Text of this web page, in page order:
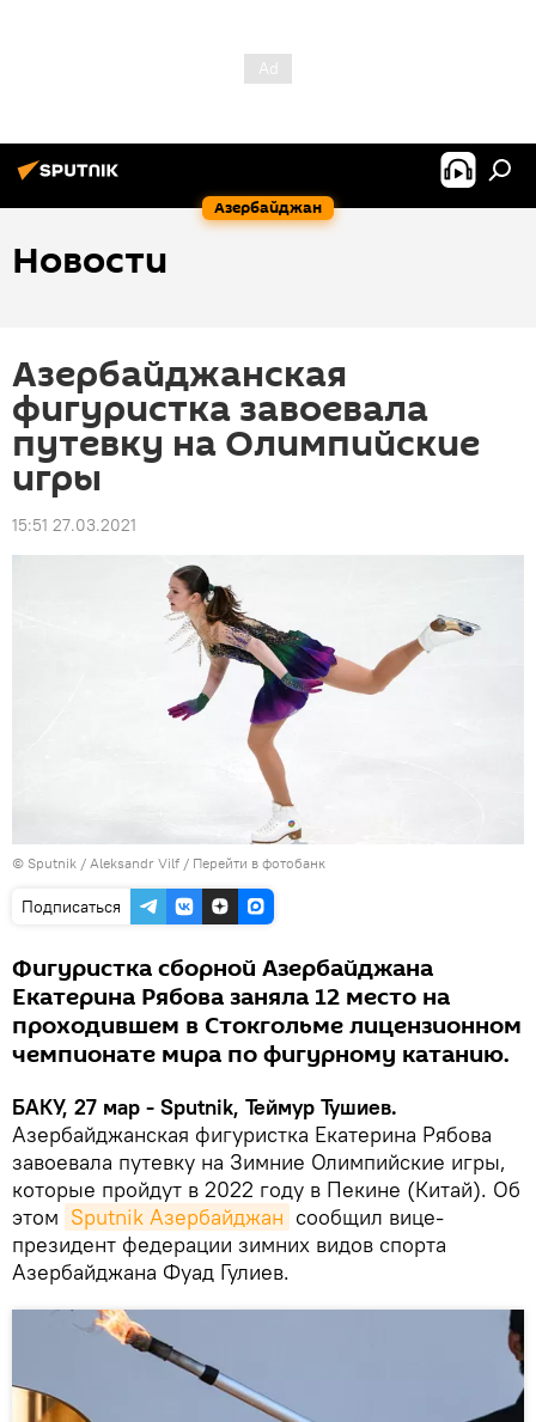
Азербайджан
Новости
Азербайджанская
фигуристка завоевала
путевку на Олимпийские
игры
15:51 27.03.2021
© Sputnik / Aleksandr Vilf / Перейти в фотобанк
Подписаться
Фигуристка сборной Азербайджана
Екатерина Рябова заняла 12 место на
проходившем в Стокгольме лицензионном
чемпионате мира по фигурному катанию.
БАКУ, 27 мар - Sputnik, Теймур Тушиев.
Азербайджанская фигуристка Екатерина Рябова
завоевала путевку на Зимние Олимпийские игры,
которые пройдут в 2022 году в Пекине (Китай). Об
этом Sputnik Азербайджан сообщил вице-
президент федерации зимних видов спорта
Азербайджана Фуад Гулиев.